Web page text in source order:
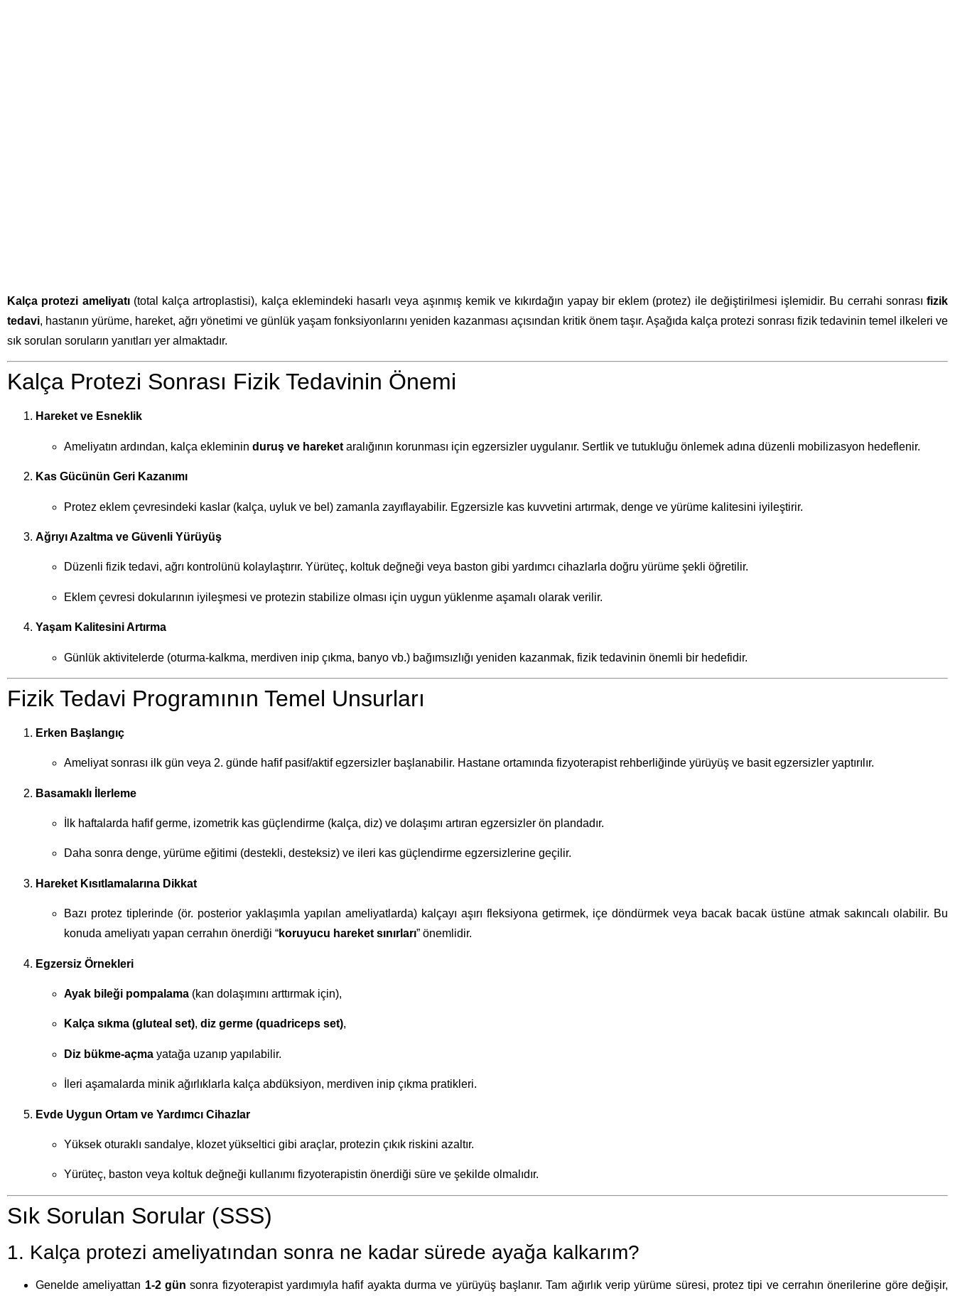
Kalça protezi ameliyatı(total kalça artroplastisi), kalça eklemindeki hasarlı veya aşınmış kemik ve kıkırdağın yapay bir eklem (protez) ile değiştirilmesi işlemidir. Bu cerrahi sonrası fizik
tedavi, hastanın yürüme, hareket, ağrı yönetimi ve günlük yaşam fonksiyonlarını yeniden kazanması açısından kritik önem taşır. Aşağıda kalça protezi sonrası fizik tedavinin temel ilkeleri ve
sık sorulan soruların yanıtları yer almaktadır.
Kalça Protezi Sonrası Fizik Tedavinin Önemi
Hareket ve Esneklik
Ameliyatın ardından, kalça ekleminin duruş ve hareket aralığının korunması için egzersizler uygulanır. Sertlik ve tutukluğu önlemek adına düzenli mobilizasyon hedeflenir.
Kas Gücünün Geri Kazanımı
Protez eklem çevresindeki kaslar (kalça, uyluk ve bel) zamanla zayıflayabilir. Egzersizle kas kuvvetini artırmak, denge ve yürüme kalitesini iyileştirir.
Ağrıyı Azaltma ve Güvenli Yürüyüş
Düzenli fizik tedavi, ağrı kontrolünü kolaylaştırır. Yürüteç, koltuk değneği veya baston gibi yardımcı cihazlarla doğru yürüme şekli öğretilir.
Eklem çevresi dokularının iyileşmesi ve protezin stabilize olması için uygun yüklenme aşamalı olarak verilir.
Yaşam Kalitesini Artırma
Günlük aktivitelerde (oturma-kalkma, merdiven inip çıkma, banyo vb.) bağımsızlığı yeniden kazanmak, fizik tedavinin önemli bir hedefidir.
Fizik Tedavi Programının Temel Unsurları
Erken Başlangıç
Ameliyat sonrası ilk gün veya 2. günde hafif pasif/aktif egzersizler başlanabilir. Hastane ortamında fizyoterapist rehberliğinde yürüyüş ve basit egzersizler yaptırılır.
Basamaklı İlerleme
İlk haftalarda hafif germe, izometrik kas güçlendirme (kalça, diz) ve dolaşımı artıran egzersizler ön plandadır.
Daha sonra denge, yürüme eğitimi (destekli, desteksiz) ve ileri kas güçlendirme egzersizlerine geçilir.
Hareket Kısıtlamalarına Dikkat
Bazı protez tiplerinde (ör. posterior yaklaşımla yapılan ameliyatlarda) kalçayı aşırı fleksiyona getirmek, içe döndürmek veya bacak bacak üstüne atmak sakıncalı olabilir. Bu
konuda ameliyatı yapan cerrahın önerdiği “koruyucu hareket sınırları” önemlidir.
Egzersiz Örnekleri
Ayak bileği pompalama (kan dolaşımını arttırmak için),
Kalça sıkma (gluteal set), diz germe (quadriceps set),
Diz bükme-açma yatağa uzanıp yapılabilir.
İleri aşamalarda minik ağırlıklarla kalça abdüksiyon, merdiven inip çıkma pratikleri.
Evde Uygun Ortam ve Yardımcı Cihazlar
Yüksek oturaklı sandalye, klozet yükseltici gibi araçlar, protezin çıkık riskini azaltır.
Yürüteç, baston veya koltuk değneği kullanımı fizyoterapistin önerdiği süre ve şekilde olmalıdır.
Sık Sorulan Sorular (SSS)
1. Kalça protezi ameliyatından sonra ne kadar sürede ayağa kalkarım?
Genelde ameliyattan 1-2 gün sonra fizyoterapist yardımıyla hafif ayakta durma ve yürüyüş başlanır. Tam ağırlık verip yürüme süresi, protez tipi ve cerrahın önerilerine göre değişir,